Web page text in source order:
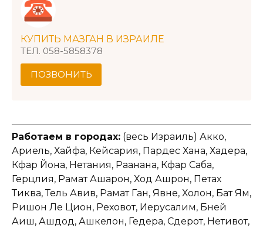
КУПИТЬ МАЗГАН В ИЗРАИЛЕ
ТЕЛ. 058-5858378
ПОЗВОНИТЬ
Работаем в городах: (весь Израиль) Акко,
Ариель, Хайфа, Кейсария, Пардес Хана, Хадера,
Кфар Йона, Нетания, Раанана, Кфар Саба,
Герцлия, Рамат Ашарон, Ход Ашрон, Петах
Тиква, Тель Авив, Рамат Ган, Явне, Холон, Бат Ям,
Ришон Ле Цион, Реховот, Иерусалим, Бней
Аиш, Ашдод, Ашкелон, Гедера, Сдерот, Нетивот,